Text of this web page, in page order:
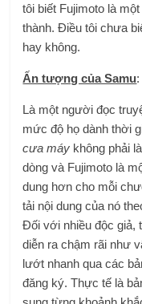
tôi biết Fujimoto là
thành. Điều tôi chưa
hay không.
Ấn tượng của Samu:
Là một người đọc
mức độ họ dành thời
cưa máy không phải
dòng và Fujimoto là
dung hơn cho mỗi
tải nội dung của nó
Đối với nhiều độc giả,
diễn ra chậm rãi như
lướt nhanh qua các
đăng ký. Thực tế là